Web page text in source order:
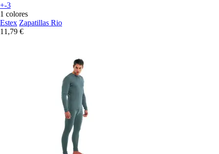
+-3
1 colores
Estex Zapatillas Rio
11,79 €